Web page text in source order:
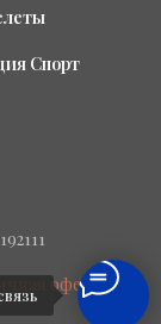
Спорт
оферта